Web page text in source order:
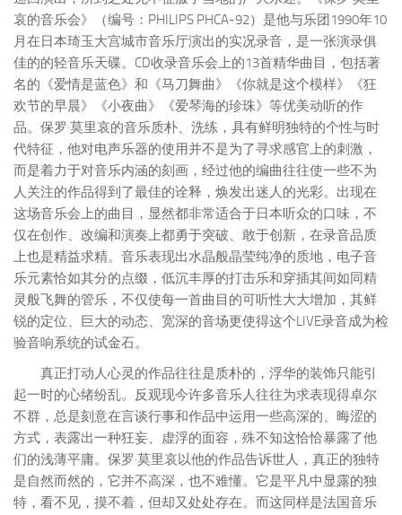
哀的音乐会》（编号：PHILIPS PHCA-92）是他与乐团1990年10
月在日本琦玉大宫城市音乐厅演出的实况录音，是一张演录俱
佳的的轻音乐天碟。CD收录音乐会上的13首精华曲目，包括著
名的《爱情是蓝色》和《马刀舞曲》《你就是这个模样》《狂
欢节的早晨》《小夜曲》《爱琴海的珍珠》等优美动听的作
品。保罗·莫里哀的音乐质朴、洗练，具有鲜明独特的个性与时
代特征，他对电声乐器的使用并不是为了寻求感官上的刺激，
而是着力于对音乐内涵的刻画，经过他的编曲往往使一些不为
人关注的作品得到了最佳的诠释，焕发出迷人的光彩。出现在
这场音乐会上的曲目，显然都非常适合于日本听众的口味，不
仅在创作、改编和演奏上都勇于突破、敢于创新，在录音品质
上也是精益求精。音乐表现出水晶般晶莹纯净的质地，电子音
乐元素恰如其分的点缀，低沉丰厚的打击乐和穿插其间如同精
灵般飞舞的管乐，不仅使每一首曲目的可听性大大增加，其鲜
锐的定位、巨大的动态、宽深的音场更使得这个LIVE录音成为检
验音响系统的试金石。
真正打动人心灵的作品往往是质朴的，浮华的装饰只能引
起一时的心绪纷乱。反观现今许多音乐人往往为求表现得卓尔
不群，总是刻意在言谈行事和作品中运用一些高深的、晦涩的
方式，表露出一种狂妄、虚浮的面容，殊不知这恰恰暴露了他
们的浅薄平庸。保罗·莫里哀以他的作品告诉世人，真正的独特
是自然而然的，它并不高深，也不难懂。它是平凡中显露的独
特，看不见，摸不着，但却又处处存在。而这同样是法国音乐